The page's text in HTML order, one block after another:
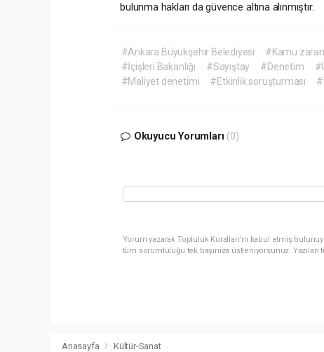
bulunma hakları da güvence altına alınmıştır.
#Ankara Büyükşehir Belediyesi #Kamu zararı
#İçişleri Bakanlığı
#Sayıştay #Denetim
#Maliyet denetimi
#Etkinlik soruşturması
Okuyucu Yorumları (0)
Yorum yazarak Topluluk Kuralları’nı kabul etmiş
tüm sorumluluğu tek başınıza üstleniyorsunuz.
Anasayfa Kültür-Sanat